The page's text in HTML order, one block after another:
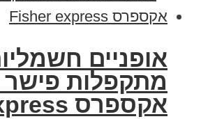
אופניים
מתקפלות פישר
אקספרס Fisher express